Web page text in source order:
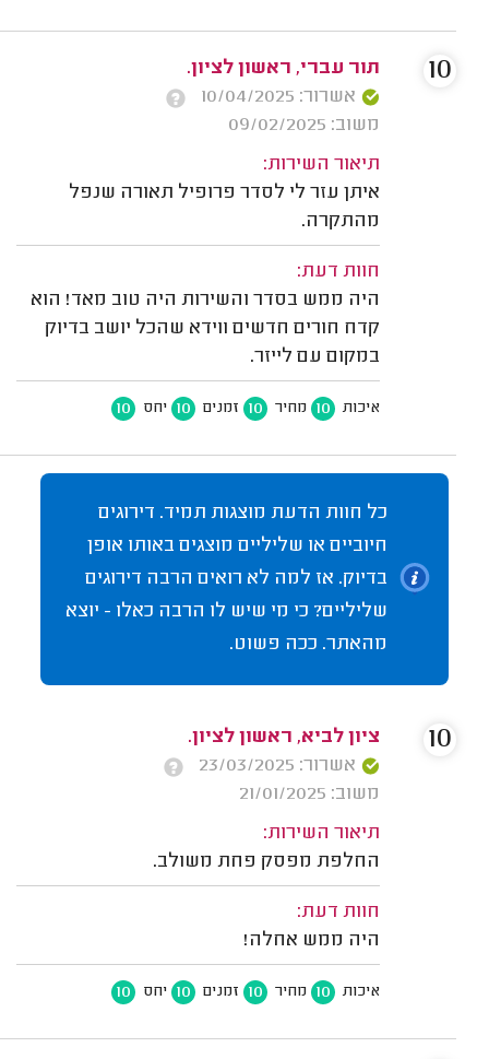
תור עברי, ראשון לציון.
אשרור: 10/04/2025
משוב: 09/02/2025
תיאור השירות:
איתן עזר לי לסדר פרופיל תאורה שנפל
מהתקרה.
חוות דעת:
היה ממש בסדר והשירות היה טוב מאד! הוא
קדח חורים חדשים ווידא שהכל יושב בדיוק
במקום עם לייזר.
איכות 10 מחיר 10 זמנים 10 יחס 10
10
כל חוות הדעת מוצגות תמיד. דירוגים
חיוביים או שליליים מוצגים באותו אופן
בדיוק. אז למה לא רואים הרבה דירוגים
שליליים? כי מי שיש לו הרבה כאלו - יוצא
מהאתר. ככה פשוט.
ציון לביא, ראשון לציון.
אשרור: 23/03/2025
משוב: 21/01/2025
תיאור השירות:
החלפת מפסק פחת משולב.
חוות דעת:
היה ממש אחלה!
איכות 10 מחיר 10 זמנים 10 יחס 10
10